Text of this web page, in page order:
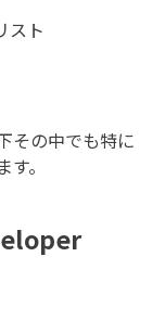
スト
その中でも特に
。